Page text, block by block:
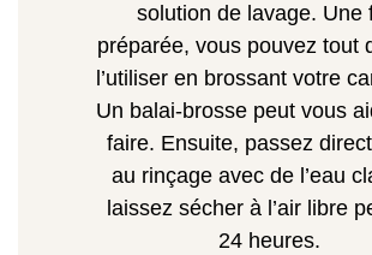
solution de lavage. Une
préparée, vous pouvez tout
l’utiliser en brossant votre
Un balai-brosse peut vous
faire. Ensuite, passez
au rinçage avec de l’eau
laissez sécher à l’air libre
24 heures.